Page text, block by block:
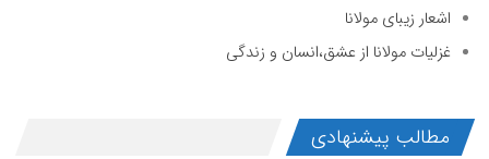
اشعار زیبای مولانا
غزلیات مولانا از عشق،انسان و زندگی
مطالب پیشنهادی